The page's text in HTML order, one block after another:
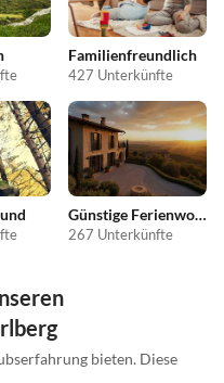
Familienfreundlich
427 Unterkünfte
Günstige Ferienwohnungen
267 Unterkünfte
bieten. Diese